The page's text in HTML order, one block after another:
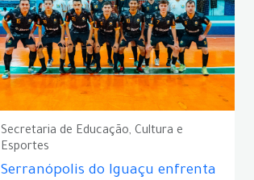
Secretaria de Educação, Cultura e
Esportes
Serranópolis do Iguaçu enfrenta